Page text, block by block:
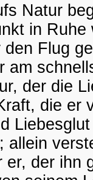
Natur
in Ruhe
Flug
am
der die
die er
allein
er, der ihn